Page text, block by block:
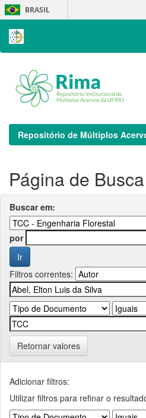
Skip
navigation
BRASIL
Repositório de Múltiplos
Página de Busca
Buscar em:
por
Filtros correntes:
Retornar valores
Adicionar filtros:
Utilizar filtros para refinar o